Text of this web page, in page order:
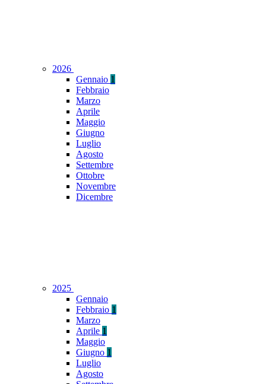
2026
Gennaio 1
Febbraio
Marzo
Aprile
Maggio
Giugno
Luglio
Agosto
Settembre
Ottobre
Novembre
Dicembre
2025
Gennaio
Febbraio 1
Marzo
Aprile 1
Maggio
Giugno 1
Luglio
Agosto